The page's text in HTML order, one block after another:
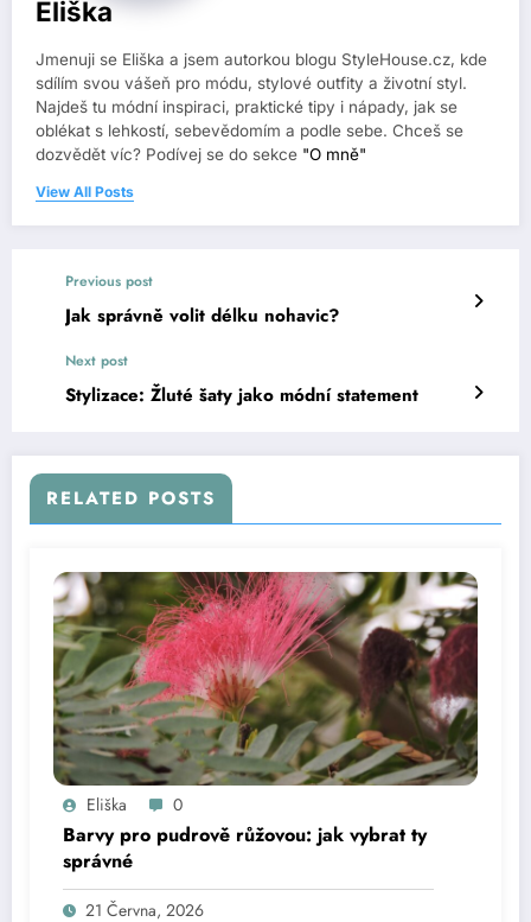
Eliška
Jmenuji se Eliška a jsem autorkou blogu StyleHouse.cz, kde
sdílím svou vášeň pro módu, stylové outfity a životní styl.
Najdeš tu módní inspiraci, praktické tipy i nápady, jak se
oblékat s lehkostí, sebevědomím a podle sebe. Chceš se
dozvědět víc? Podívej se do sekce "O mně"
View All Posts
Previous post
Jak správně volit délku nohavic?
Next post
Stylizace: Žluté šaty jako módní statement
RELATED POSTS
Eliška 0
Barvy pro pudrově růžovou: jak vybrat ty
správné
21 Června, 2026